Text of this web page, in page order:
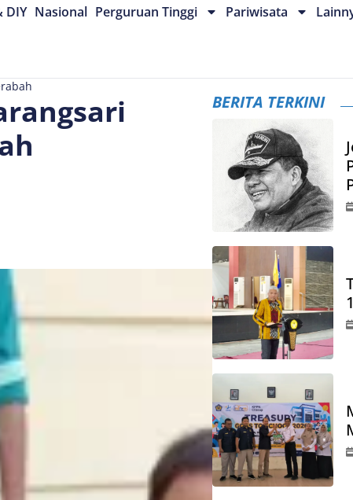
DIY Nasional Perguruan Tinggi Pariwisata
BERITA TERKINI